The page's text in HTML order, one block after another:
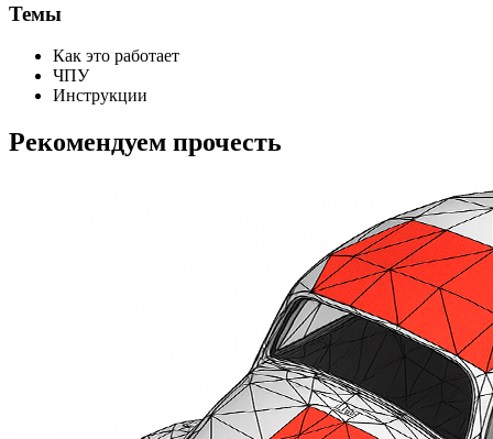
Темы
Как это работает
ЧПУ
Инструкции
Рекомендуем прочесть